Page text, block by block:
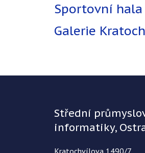
Sportovní hala
Galerie
Střední
informatiky,